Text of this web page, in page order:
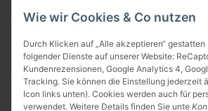
Wie wir Cookies & Co nutzen
Durch Klicken auf „Alle akzeptieren“ gestatten
folgender Dienste auf unserer Website:
Kundenrezensionen, Google Analytics 4,
Tracking. Sie können die Einstellung jederzeit
Icon links unten). Cookies werden auch für
verwendet. Weitere Details finden Sie unte